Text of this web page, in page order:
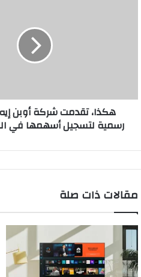
م
ك
ب
ن
إ
ه
آ
هكذا، تقدمت شركة أوبن
رسمية لتسجيل أسهمها في
مقالات ذات صلة